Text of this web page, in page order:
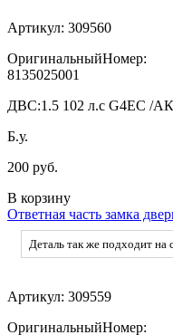
Артикул: 309560
ОригинальныйНомер:
8135025001
ДВС:1.5 102 л.с G4EC /
Б.у.
200 руб.
В корзину
Ответная часть замка
Деталь так же подходит
Артикул: 309559
ОригинальныйНомер: